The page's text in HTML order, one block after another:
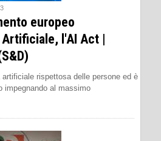
europeo
l'AI Act |
artificiale rispettosa delle persone ed è
impegnando al massimo